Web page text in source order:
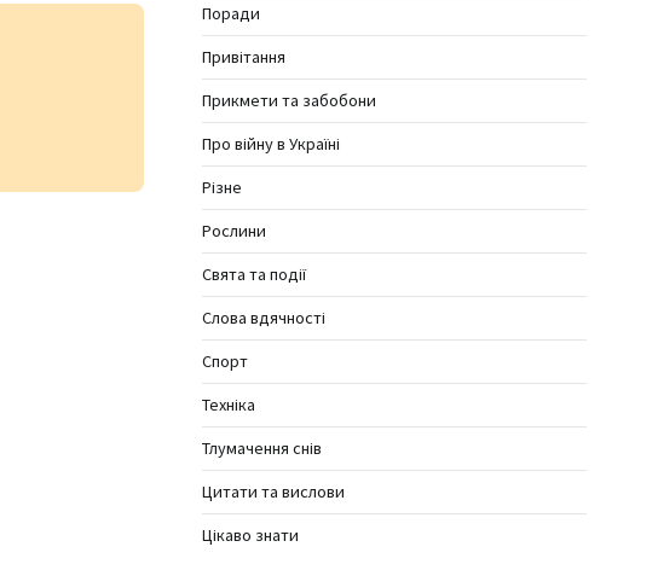
Поради
Привітання
Прикмети та забобони
Про війну в Україні
Різне
Рослини
Свята та події
Слова вдячності
Спорт
Техніка
Тлумачення снів
Цитати та вислови
Цікаво знати